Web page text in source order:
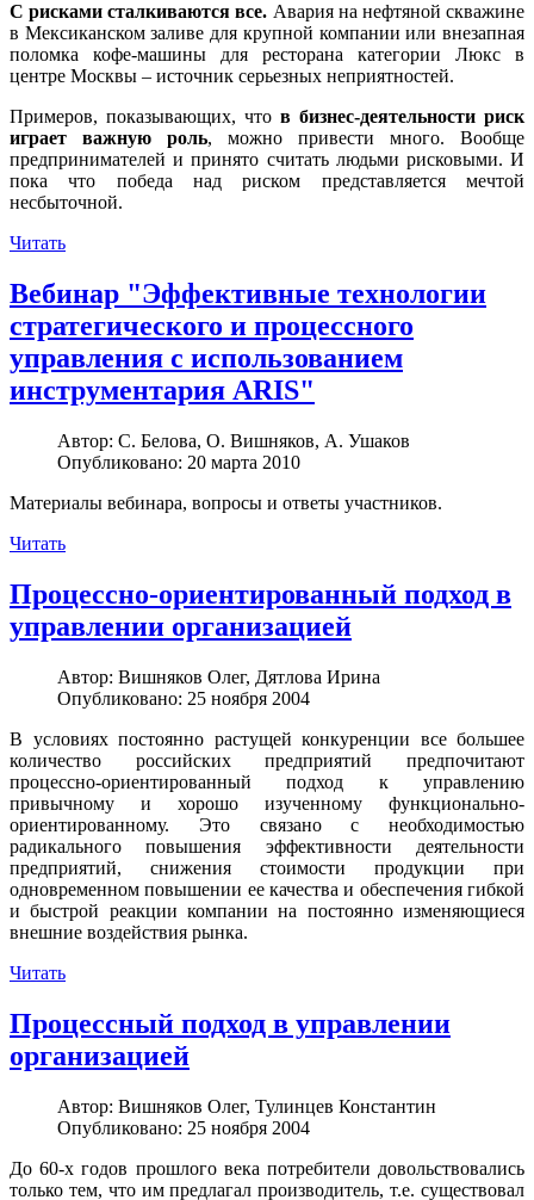
С рисками сталкиваются все. Авария на нефтяной скважине
в Мексиканском заливе для крупной компании или внезапная
поломка кофе-машины для ресторана категории Люкс в
центре Москвы – источник серьезных неприятностей.
Примеров, показывающих, что в бизнес-деятельности риск
играет важную роль, можно привести много. Вообще
предпринимателей и принято считать людьми рисковыми. И
пока что победа над риском представляется мечтой
несбыточной.
Читать
Вебинар "Эффективные технологии
стратегического и процессного
управления с использованием
инструментария ARIS"
Автор: С. Белова, О. Вишняков, А. Ушаков
Опубликовано: 20 марта 2010
Материалы вебинара, вопросы и ответы участников.
Читать
Процессно-ориентированный подход в
управлении организацией
Автор: Вишняков Олег, Дятлова Ирина
Опубликовано: 25 ноября 2004
В условиях постоянно растущей конкуренции все большее
количество российских предприятий предпочитают
процессно-ориентированный подход к управлению
привычному и хорошо изученному функционально-
ориентированному. Это связано с необходимостью
радикального повышения эффективности деятельности
предприятий, снижения стоимости продукции при
одновременном повышении ее качества и обеспечения гибкой
и быстрой реакции компании на постоянно изменяющиеся
внешние воздействия рынка.
Читать
Процессный подход в управлении
организацией
Автор: Вишняков Олег, Тулинцев Константин
Опубликовано: 25 ноября 2004
До 60-х годов прошлого века потребители довольствовались
только тем, что им предлагал производитель, т.е. существовал